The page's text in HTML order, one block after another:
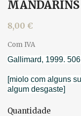
MANDARINS
8,00 €
Com IVA
Gallimard, 1999.
[miolo com alguns
algum desgaste]
Quantidade